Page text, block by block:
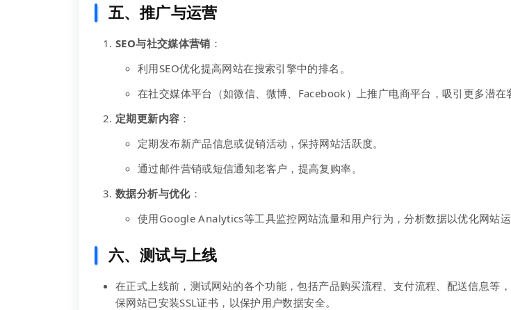
五、推广与运营
SEO与社交媒体营销 ：
利用SEO优化提高网站在搜索引擎中的排名。
在社交媒体平台（如微信、微博、Facebook）上推广电商平台，吸引更多潜在
定期更新内容 ：
定期发布新产品信息或促销活动，保持网站活跃度。
通过邮件营销或短信通知老客户，提高复购率。
数据分析与优化：
使用Google Analytics等工具监控网站流量和用户行为，分析数据以优化网站运
六、 测试与上线
在正式上线前，测试网站的各个功能，包括产品购买流程、支付流程、配送信息等
保网站已安装SSL证书，以保护用户数据安全。